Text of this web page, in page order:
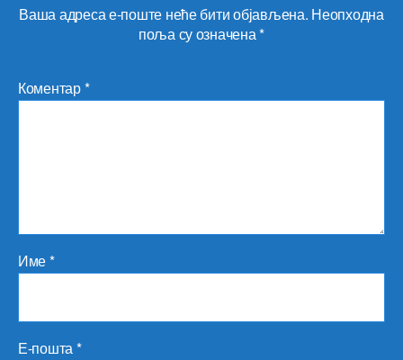
Ваша адреса е-поште неће бити објављена. Неопходна
поља су означена*
Коментар*
Име*
Е-пошта*